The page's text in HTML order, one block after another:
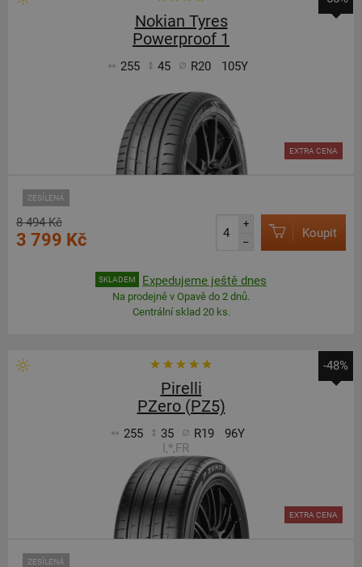
Nokian Tyres
Powerproof 1
255 45 R20 105Y
ZESÍLENÁ
EXTRA CENA
8 494 Kč
3 799 Kč
+
–
Koupit
SKLADEM Expedujeme ještě dnes
Na prodejně v Opavě do 2 dnů.
Centrální sklad 20 ks.
-48%
Pirelli
PZero (PZ5)
255 35 R19
96Y
I,*,FR
ZESÍLENÁ
EXTRA CENA